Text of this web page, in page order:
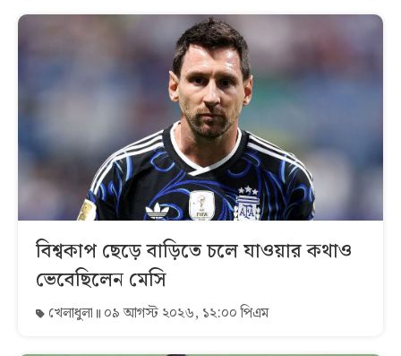
বিশ্বকাপ ছেড়ে বাড়িতে চলে যাওয়ার কথাও
ভেবেছিলেন মেসি
খেলাধুলা ০৯ আগস্ট ২০২৬, ১২:০০ পিএম